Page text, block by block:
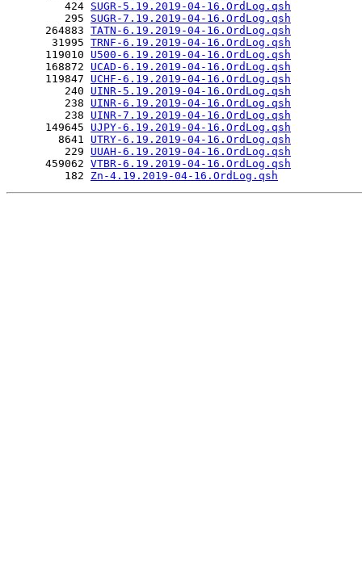
         424
SUGR-5.19.2019-04-16.OrdLog.qsh
         295
SUGR-7.19.2019-04-16.OrdLog.qsh
      264883
TATN-6.19.2019-04-16.OrdLog.qsh
       31995
TRNF-6.19.2019-04-16.OrdLog.qsh
      119010
U500-6.19.2019-04-16.OrdLog.qsh
      168872
UCAD-6.19.2019-04-16.OrdLog.qsh
      119847
UCHF-6.19.2019-04-16.OrdLog.qsh
         240
UINR-5.19.2019-04-16.OrdLog.qsh
         238
UINR-6.19.2019-04-16.OrdLog.qsh
         238
UINR-7.19.2019-04-16.OrdLog.qsh
      149645
UJPY-6.19.2019-04-16.OrdLog.qsh
        8641
UTRY-6.19.2019-04-16.OrdLog.qsh
         229
UUAH-6.19.2019-04-16.OrdLog.qsh
      459062
VTBR-6.19.2019-04-16.OrdLog.qsh
         182
Zn-4.19.2019-04-16.OrdLog.qsh